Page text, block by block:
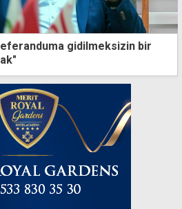
gidilmeksizin bir